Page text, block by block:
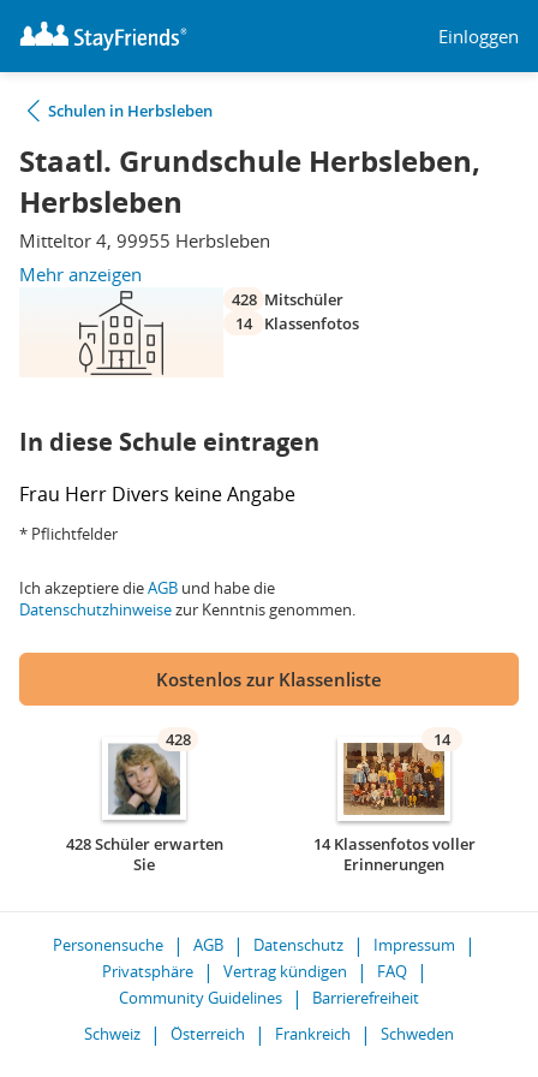
Einloggen
Schulen in Herbsleben
Staatl. Grundschule Herbsleben,
Herbsleben
Mitteltor 4, 99955 Herbsleben
Mehr anzeigen
428 Mitschüler
14
Klassenfotos
In diese Schule eintragen
Frau Herr Divers keine Angabe
* Pflichtfelder
Ich akzeptiere dieAGB und habe die
Datenschutzhinweisezur Kenntnis genommen.
Kostenlos zur Klassenliste
428
428 Schüler erwarten
Sie
14
14 Klassenfotos voller
Erinnerungen
Personensuche AGB Datenschutz
Impressum
Privatsphäre
Vertrag kündigen
FAQ
Community Guidelines
Barrierefreiheit
Schweiz
Österreich Frankreich Schweden